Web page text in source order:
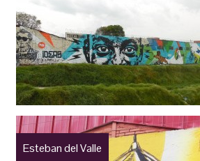
Esteban del Valle